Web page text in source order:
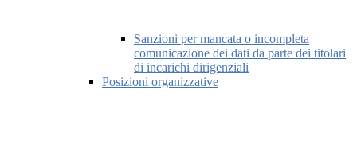
Sanzioni per mancata o incompleta
comunicazione dei dati da parte dei titolari
di incarichi dirigenziali
Posizioni organizzative